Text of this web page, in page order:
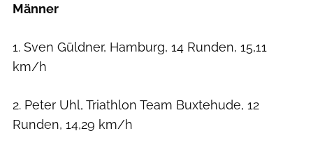
Männer
1. Sven Güldner, Hamburg, 14 Runden, 15,11
km/h
2. Peter Uhl, Triathlon Team Buxtehude, 12
Runden, 14,29 km/h